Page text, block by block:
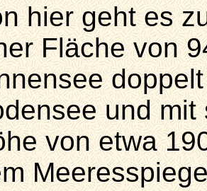
hier geht es
Fläche von
undmit
von etwa